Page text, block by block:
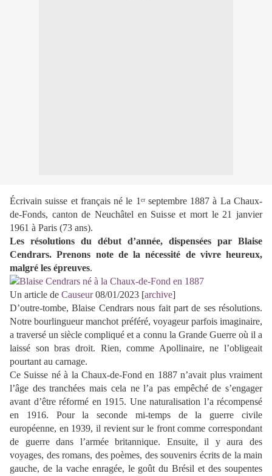
Écrivain suisse et français né le 1ᵉʳ septembre 1887 à La Chaux-
de-Fonds, canton de Neuchâtel en Suisse et mort le 21 janvier
1961 à Paris (73 ans).
Les résolutions du début d’année, dispensées par Blaise
Cendrars. Prenons note de la nécessité de vivre heureux,
malgré les épreuves.
Un article de Causeur08/01/2023 [archive]
D’outre-tombe, Blaise Cendrars nous fait part de ses résolutions.
Notre bourlingueur manchot préféré, voyageur parfois imaginaire,
a traversé un siècle compliqué et a connu la Grande Guerre où il a
laissé son bras droit. Rien, comme Apollinaire, ne l’obligeait
pourtant au carnage.
Ce Suisse né à la Chaux-de-Fond en 1887 n’avait plus vraiment
l’âge des tranchées mais cela ne l’a pas empêché de s’engager
avant d’être réformé en 1915. Une naturalisation l’a récompensé
en 1916. Pour la seconde mi-temps de la guerre civile
européenne, en 1939, il revient sur le front comme correspondant
de guerre dans l’armée britannique. Ensuite, il y aura des
voyages, des romans, des poèmes, des souvenirs écrits de la main
gauche, de la vache enragée, le goût du Brésil et des soupentes